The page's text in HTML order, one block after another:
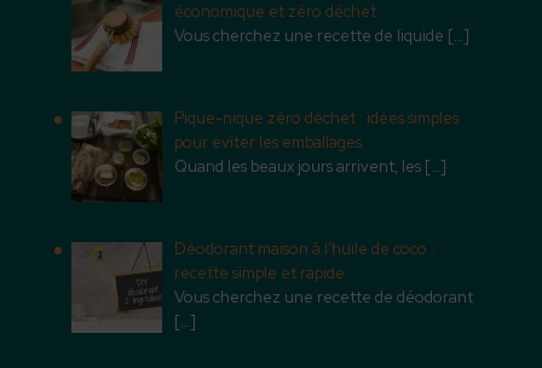
économique et zéro déchet
Vous cherchez une recette de liquide […]
Pique-nique zéro déchet : idées simples
pour éviter les emballages
Quand les beaux jours arrivent, les […]
Déodorant maison à l’huile de coco :
recette simple et rapide
Vous cherchez une recette de déodorant
[…]